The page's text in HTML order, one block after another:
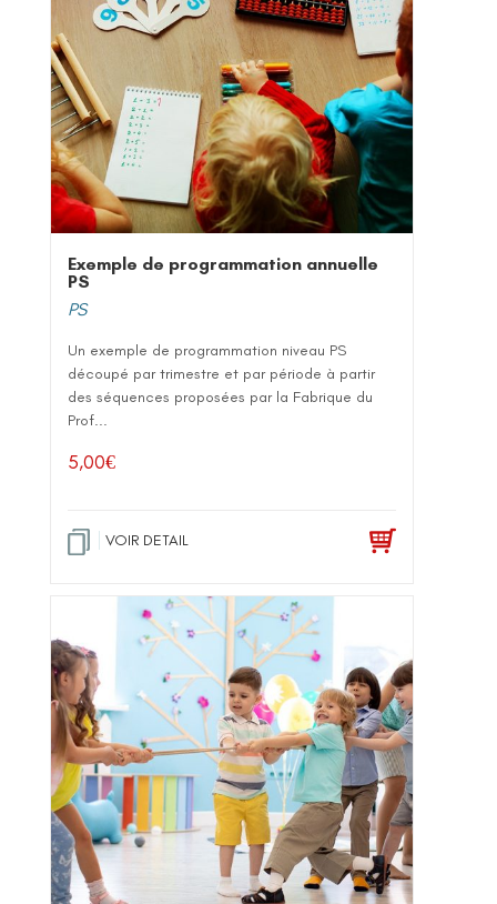
Exemple de programmation annuelle
PS
PS
Un exemple de programmation niveau PS
découpé par trimestre et par période à partir
des séquences proposées par la Fabrique du
Prof...
5,00€
VOIR DETAIL